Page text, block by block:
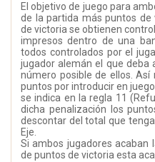
El objetivo de juego para
de la partida más puntos de
de victoria se obtienen
impresos dentro de una
todos controlados por el
jugador alemán el que deba
número posible de ellos.
puntos por introducir en
se indica en la regla 11
dicha penalización los
descontar del total que
Eje.
Si ambos jugadores acaban
de puntos de victoria esta